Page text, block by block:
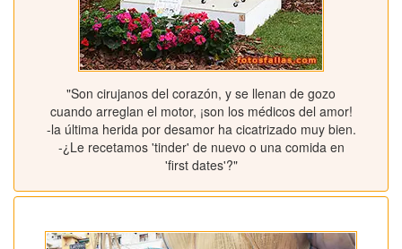
"Son cirujanos del corazón, y se llenan de gozo
cuando arreglan el motor, ¡son los médicos del amor!
-la última herida por desamor ha cicatrizado muy bien.
-¿Le recetamos 'tinder' de nuevo o una comida en
'first dates'?"